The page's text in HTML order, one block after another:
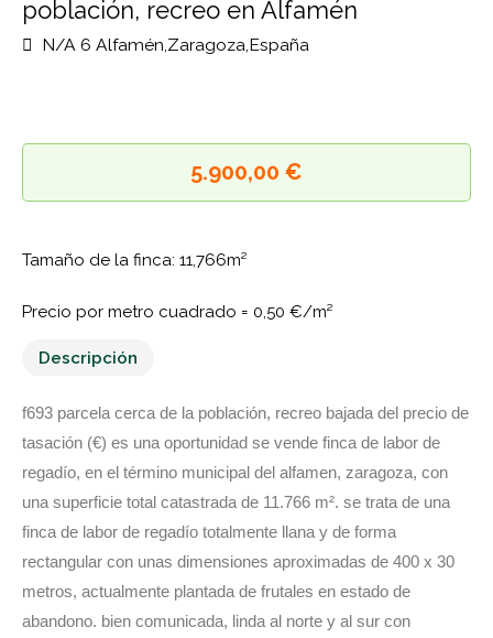
Finca rústica parcela cerca de la
5.900,00 €
Tamaño de la finca: 11,766m²
Precio por metro cuadrado = 0,50 €/m²
Descripción
f693 parcela cerca de la población, recreo bajada del precio de
tasación (€) es una oportunidad se vende finca de labor de
regadío, en el término municipal del alfamen, zaragoza, con
una superficie total catastrada de 11.766 m². se trata de una
finca de labor de regadío totalmente llana y de forma
rectangular con unas dimensiones aproximadas de 400 x 30
metros, actualmente plantada de frutales en estado de
abandono. bien comunicada, linda al norte y al sur con